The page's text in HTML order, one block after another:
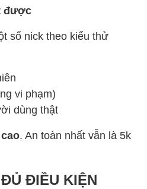
được
số nick theo kiểu thử
vi phạm)
dùng thật
. An toàn nhất vẫn là 5k
ĐIỀU KIỆN